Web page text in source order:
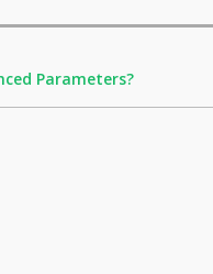
Parameters?